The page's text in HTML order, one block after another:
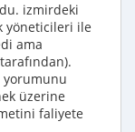
izmirdeki
yöneticileri ile
ama
yorumunu
üzerine
faliyete